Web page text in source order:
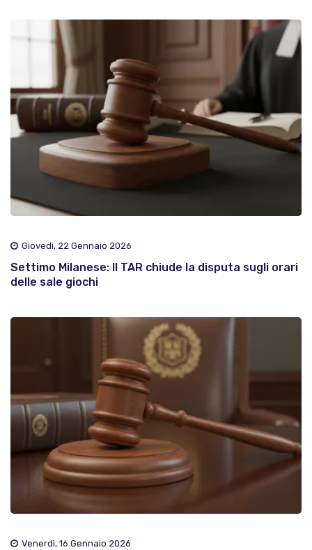
Giovedì, 22 Gennaio 2026
Settimo Milanese: Il TAR chiude la disputa sugli orari
delle sale giochi
Venerdì, 16 Gennaio 2026